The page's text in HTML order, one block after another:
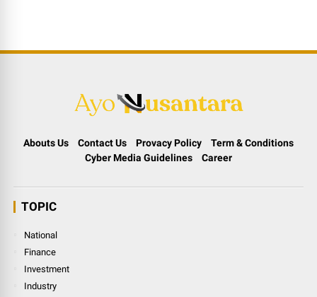
Abouts Us Contact Us Provacy Policy
Term & Conditions
Cyber Media Guidelines
Career
TOPIC
National
Finance
Investment
Industry